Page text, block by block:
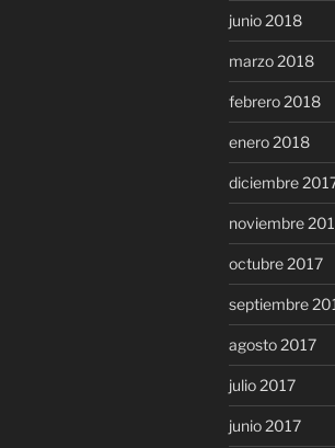
junio 2018
marzo 2018
febrero 2018
enero 2018
diciembre
noviembre
octubre 2017
septiembre
agosto 2017
julio 2017
junio 2017